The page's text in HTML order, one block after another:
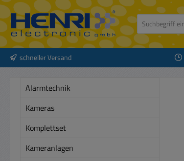
Hauptinhalt springen
Zur Suche springen
Zur Hauptnavigation springen
schneller Versand
Alarmtechnik
Kameras
Komplettset
Kameranlagen